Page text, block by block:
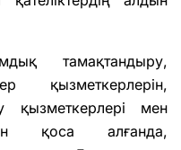
тамақтандыру,
қызметкерлерін,
қызметкерлері мен
қоса алғанда,